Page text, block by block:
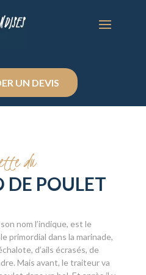
UN DEVIS
du
DE POULET
nom l’indique, est le
primordial dans la marinade,
d’ails écrasés, de
Mais avant, le traiteur va